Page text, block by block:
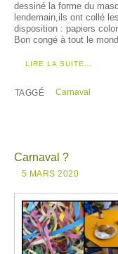
dessiné la forme du
lendemain,ils ont collé
disposition : papiers
Bon congé à tout le
LIRE LA SUITE…
TAGGÉ Carnaval
Carnaval ?
5 MARS 2020